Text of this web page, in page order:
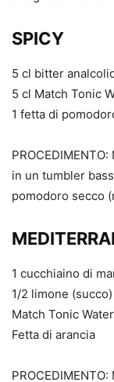
SPICY
5 cl bitter
5 cl Match Tonic
1 fetta di
in un tumbler
pomodoro secco
1 cucchiaino di
1/2 limone (succo)
Match Tonic
Fetta di arancia